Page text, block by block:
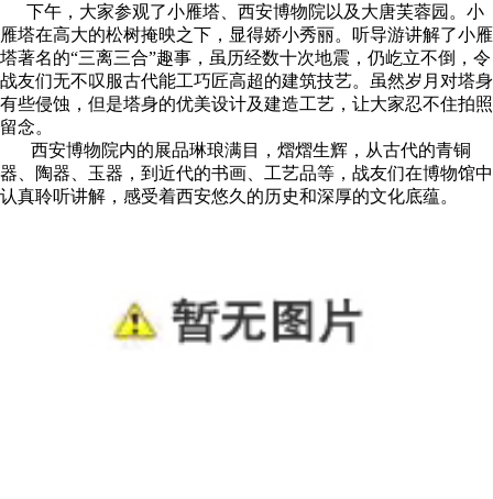
下午，大家参观了小雁塔、西安博物院以及大唐芙蓉园。小
雁塔在高大的松树掩映之下，显得娇小秀丽。听导游讲解了小雁
塔著名的“三离三合”趣事，虽历经数十次地震，仍屹立不倒，令
战友们无不叹服古代能工巧匠高超的建筑技艺。虽然岁月对塔身
有些侵蚀，但是塔身的优美设计及建造工艺，让大家忍不住拍照
留念。
西安博物院内的展品琳琅满目，熠熠生辉，从古代的青铜
器、陶器、玉器，到近代的书画、工艺品等，战友们在博物馆中
认真聆听讲解，感受着西安悠久的历史和深厚的文化底蕴。